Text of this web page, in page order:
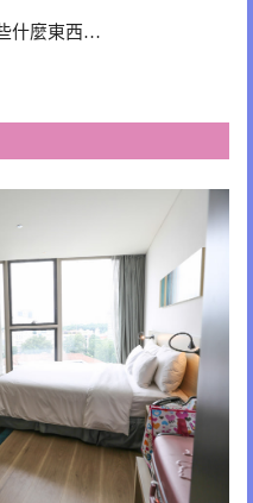
什麼東西…